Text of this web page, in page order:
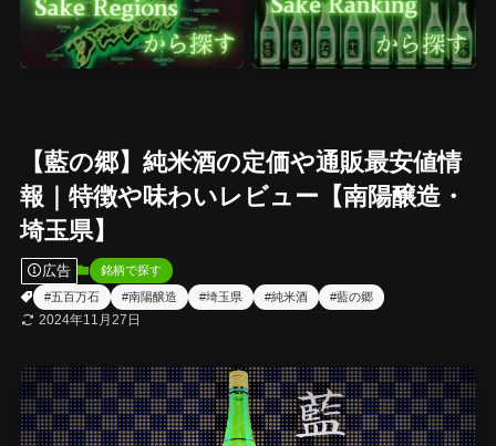
【藍の郷】純米酒の定価や通販最安値情
報｜特徴や味わいレビュー【南陽醸造・
埼玉県】
広告
銘柄で探す
#五百万石
#南陽醸造 #埼玉県 #純米酒 #藍の郷
2024年11月27日